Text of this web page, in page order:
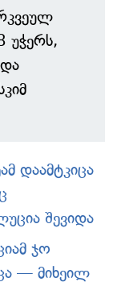
უჭერს,
დაამტკიცა
შევიდა
ჯო
— მიხეილ